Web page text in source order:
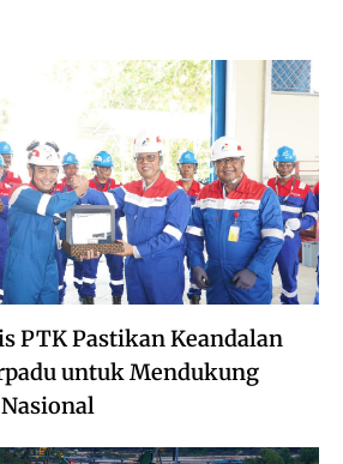
PTK Pastikan Keandalan
untuk Mendukung